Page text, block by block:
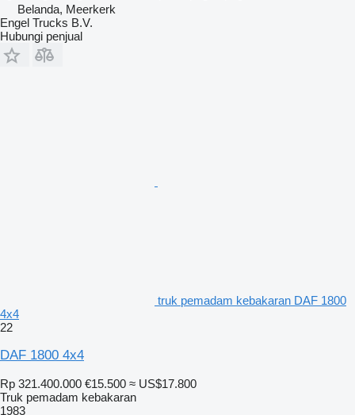
Belanda, Meerkerk
Engel Trucks B.V.
Hubungi penjual
truk pemadam kebakaran DAF 1800
4x4
22
DAF 1800 4x4
Rp 321.400.000 €15.500 ≈ US$17.800
Truk pemadam kebakaran
1983